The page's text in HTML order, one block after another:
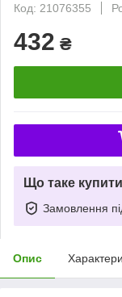
Код: 21076355
432 ₴
Що таке
Замовлення
Опис